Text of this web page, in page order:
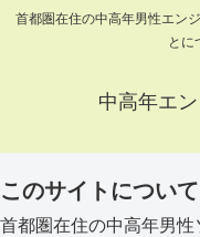
首都圏在住の中高年男性エン
とに
中高年エ
このサイトについて
首都圏在住の中高年男